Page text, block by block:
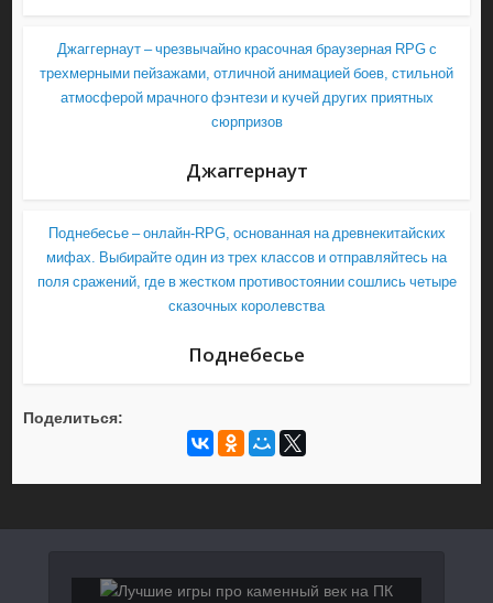
Джаггернаут – чрезвычайно красочная браузерная RPG с
трехмерными пейзажами, отличной анимацией боев, стильной
атмосферой мрачного фэнтези и кучей других приятных
сюрпризов
Джаггернаут
Поднебесье – онлайн-RPG, основанная на древнекитайских
мифах. Выбирайте один из трех классов и отправляйтесь на
поля сражений, где в жестком противостоянии сошлись четыре
сказочных королевства
Поднебесье
Поделиться: